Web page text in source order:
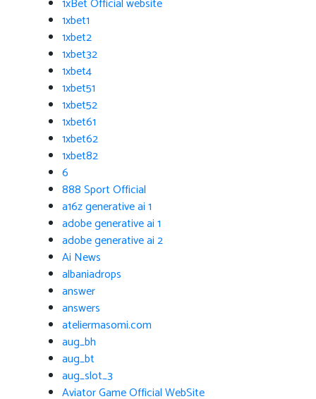
1xBet Official website
1xbet1
1xbet2
1xbet32
1xbet4
1xbet51
1xbet52
1xbet61
1xbet62
1xbet82
6
888 Sport Official
a16z generative ai 1
adobe generative ai 1
adobe generative ai 2
Ai News
albaniadrops
answer
answers
ateliermasomi.com
aug_bh
aug_bt
aug_slot_3
Aviator Game Official WebSite